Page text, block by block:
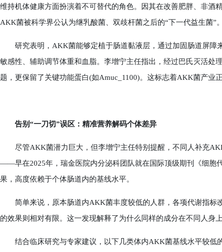
维持机体健康方面扮演着不可替代的角色。因其在改善肥胖、非酒
AKK菌被科学界公认为继乳酸菌、双歧杆菌之后的“下一代益生菌”
研究表明，AKK菌能够定植于肠道黏液层，通过加固肠道屏障
敏感性、辅助调节体重和血脂。李增宁主任指出，经过巴氏灭活
题，更保留了关键功能蛋白(如Amuc_1100)。这标志着AKK菌产业
告别“一刀切”误区：精准营养解码个体差异
尽管AKK菌潜力巨大，但李增宁主任特别提醒，不同人补充
——早在2025年，瑞金医院内分泌科团队就在国际顶级期刊《细胞
果，高度依赖于个体肠道内的基线水平。
简单来说，原本肠道内AKK菌丰度较低的人群，各项代谢指标
的效果则相对有限。这一发现解释了为什么同样的成分在不同人身
结合临床研究与专家建议，以下几类体内AKK菌基线水平较低